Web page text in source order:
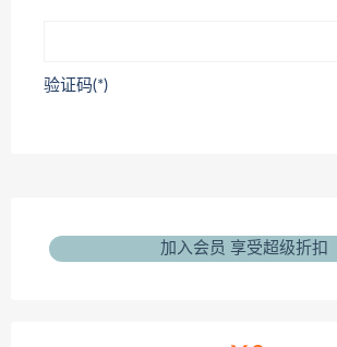
验证码(*)
加入会员 享受超级折扣